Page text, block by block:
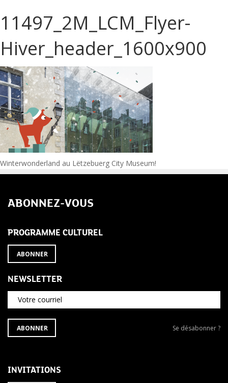
11497_2M_LCM_Flyer-
Hiver_header_1600x900
Navigation
l’article
Winterwonderland au Lëtzebuerg City Museum!
ABONNEZ-VOUS
PROGRAMME CULTUREL
ABONNER
NEWSLETTER
Votre courriel
S'ABONNER
À
ABONNER
Se
Se désabonner ?
INVITATIONS